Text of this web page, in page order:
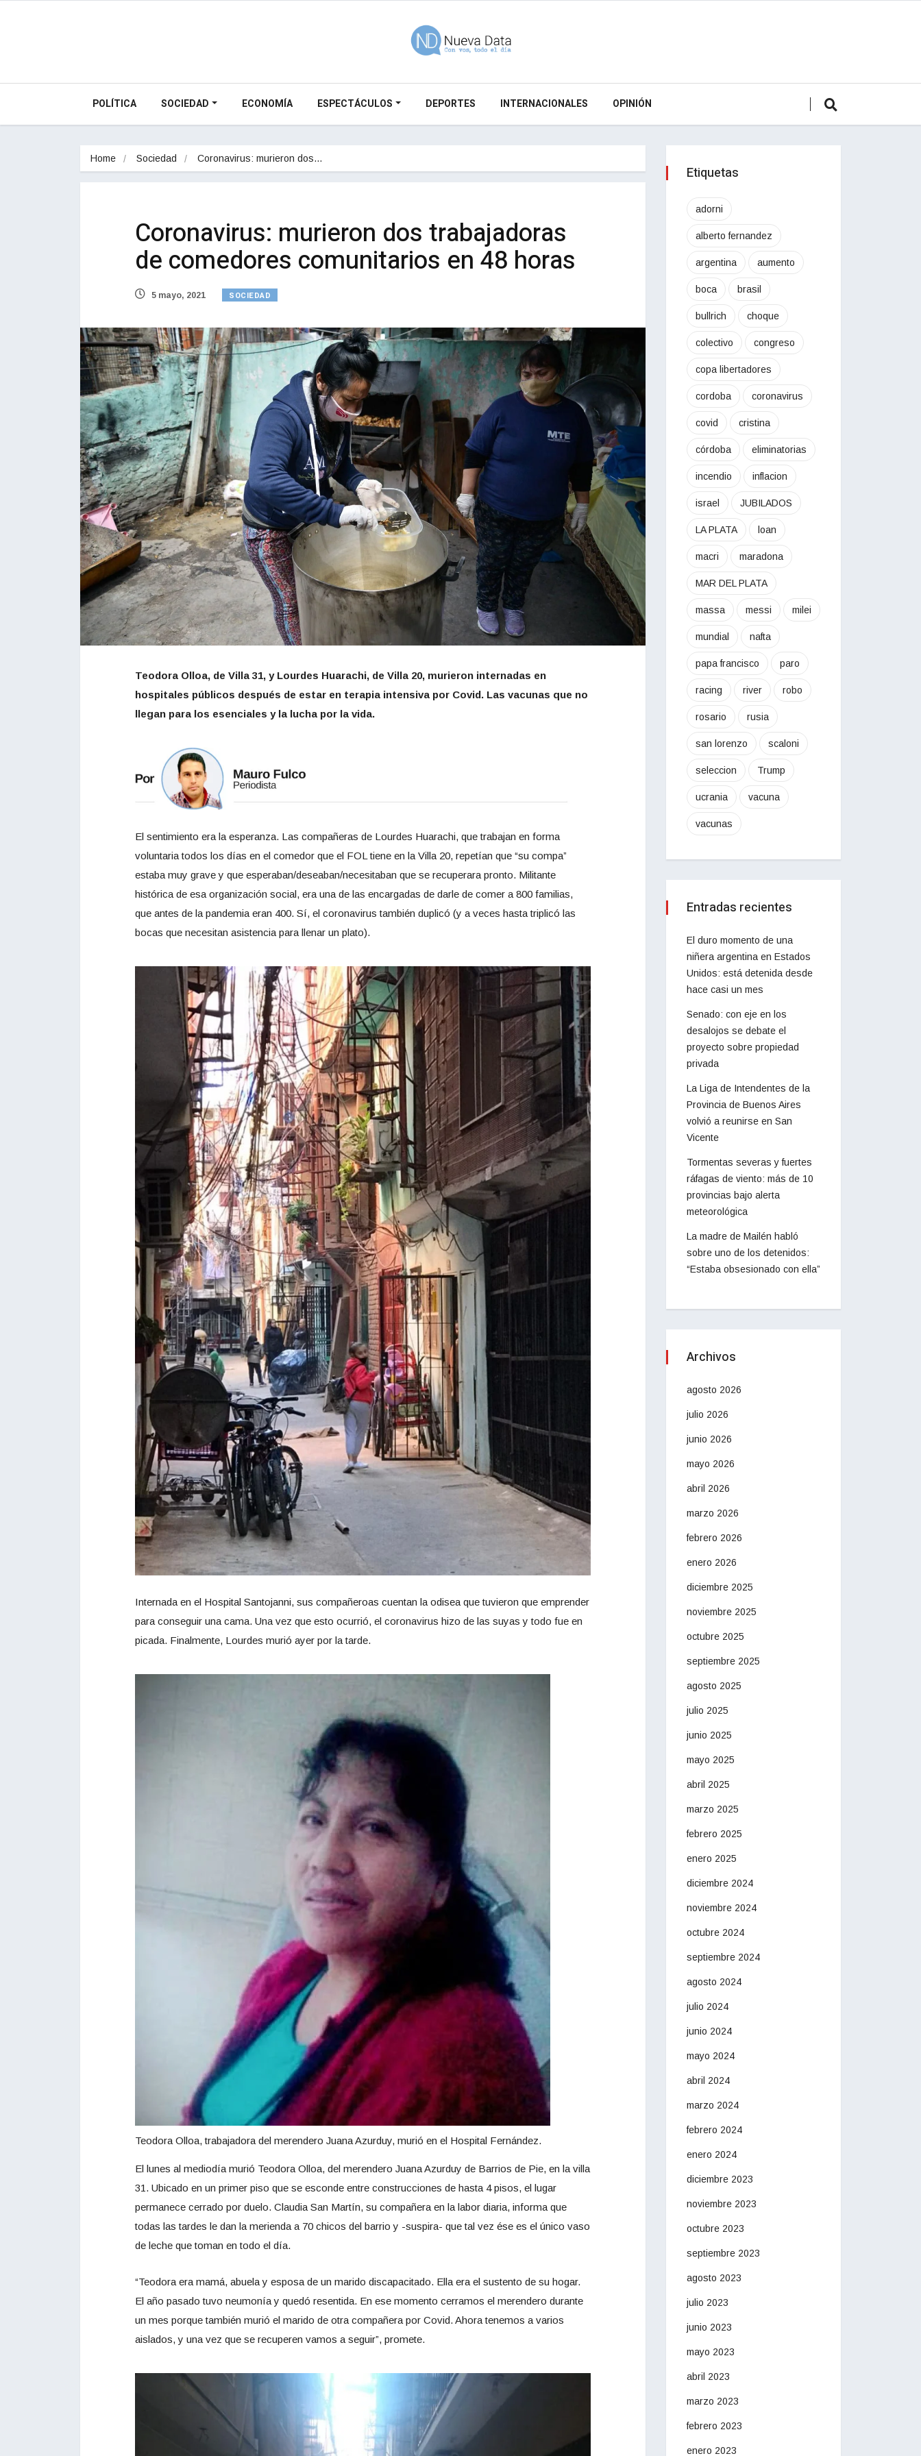
POLÍTICA SOCIEDAD ECONOMÍA ESPECTÁCULOS DEPORTES INTERNACIONALES OPINIÓN
Home Sociedad Coronavirus: murieron dos…
Coronavirus: murieron dos trabajadoras
de comedores comunitarios en 48 horas
5 mayo, 2021 SOCIEDAD
Teodora Olloa, de Villa 31, y Lourdes Huarachi, de Villa 20, murieron internadas en
hospitales públicos después de estar en terapia intensiva por Covid. Las vacunas que no
llegan para los esenciales y la lucha por la vida.
El sentimiento era la esperanza. Las compañeras de Lourdes Huarachi, que trabajan en forma
voluntaria todos los días en el comedor que el FOL tiene en la Villa 20, repetían que “su compa”
estaba muy grave y que esperaban/deseaban/necesitaban que se recuperara pronto. Militante
histórica de esa organización social, era una de las encargadas de darle de comer a 800 familias,
que antes de la pandemia eran 400. Sí, el coronavirus también duplicó (y a veces hasta triplicó las
bocas que necesitan asistencia para llenar un plato).
Internada en el Hospital Santojanni, sus compañeroas cuentan la odisea que tuvieron que emprender
para conseguir una cama. Una vez que esto ocurrió, el coronavirus hizo de las suyas y todo fue en
picada. Finalmente, Lourdes murió ayer por la tarde.
Teodora Olloa, trabajadora del merendero Juana Azurduy, murió en el Hospital Fernández.
El lunes al mediodía murió Teodora Olloa, del merendero Juana Azurduy de Barrios de Pie, en la villa
31. Ubicado en un primer piso que se esconde entre construcciones de hasta 4 pisos, el lugar
permanece cerrado por duelo. Claudia San Martín, su compañera en la labor diaria, informa que
todas las tardes le dan la merienda a 70 chicos del barrio y -suspira- que tal vez ése es el único vaso
de leche que toman en todo el día.
“Teodora era mamá, abuela y esposa de un marido discapacitado. Ella era el sustento de su hogar.
El año pasado tuvo neumonía y quedó resentida. En ese momento cerramos el merendero durante
un mes porque también murió el marido de otra compañera por Covid. Ahora tenemos a varios
aislados, y una vez que se recuperen vamos a seguir”, promete.
Etiquetas
adorni
alberto fernandez
argentina aumento
boca brasil
bullrich choque
colectivo congreso
copa libertadores
cordoba coronavirus
covid cristina
córdoba eliminatorias
incendio inflacion
israel JUBILADOS
LA PLATA loan
macri maradona
MAR DEL PLATA
massa messi milei
mundial nafta
papa francisco paro
racing river robo
rosario rusia
san lorenzo scaloni
seleccion Trump
ucrania vacuna
vacunas
Entradas recientes
El duro momento de una
niñera argentina en Estados
Unidos: está detenida desde
hace casi un mes
Senado: con eje en los
desalojos se debate el
proyecto sobre propiedad
privada
La Liga de Intendentes de la
Provincia de Buenos Aires
volvió a reunirse en San
Vicente
Tormentas severas y fuertes
ráfagas de viento: más de 10
provincias bajo alerta
meteorológica
La madre de Mailén habló
sobre uno de los detenidos:
“Estaba obsesionado con ella”
Archivos
agosto 2026
julio 2026
junio 2026
mayo 2026
abril 2026
marzo 2026
febrero 2026
enero 2026
diciembre 2025
noviembre 2025
octubre 2025
septiembre 2025
agosto 2025
julio 2025
junio 2025
mayo 2025
abril 2025
marzo 2025
febrero 2025
enero 2025
diciembre 2024
noviembre 2024
octubre 2024
septiembre 2024
agosto 2024
julio 2024
junio 2024
mayo 2024
abril 2024
marzo 2024
febrero 2024
enero 2024
diciembre 2023
noviembre 2023
octubre 2023
septiembre 2023
agosto 2023
julio 2023
junio 2023
mayo 2023
abril 2023
marzo 2023
febrero 2023
enero 2023